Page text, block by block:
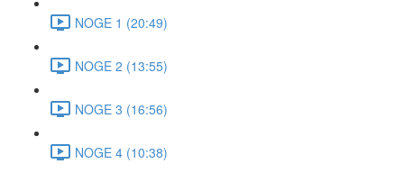
NOGE 1 (20:49)
NOGE 2 (13:55)
NOGE 3 (16:56)
NOGE 4 (10:38)